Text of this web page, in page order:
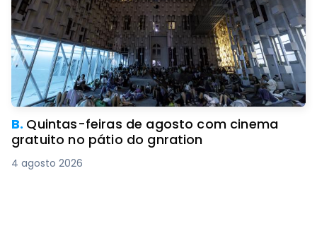
B. Quintas-feiras de agosto com cinema
gratuito no pátio do gnration
4 agosto 2026